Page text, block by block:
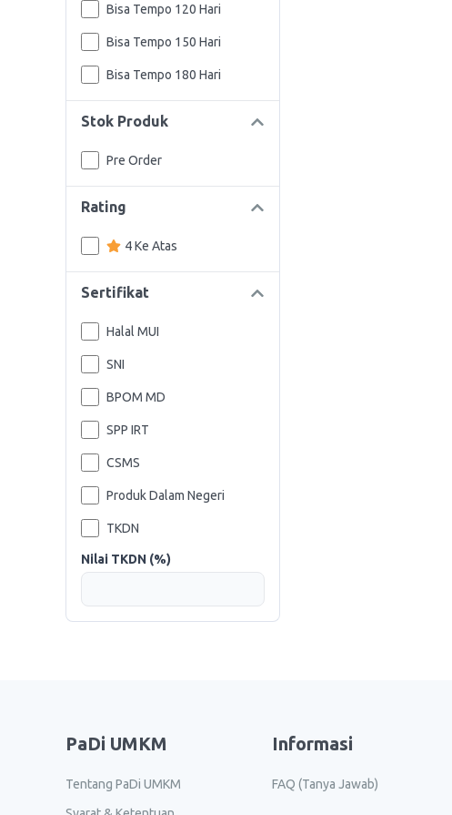
Bisa Tempo 120 Hari
Bisa Tempo 150 Hari
Bisa Tempo 180 Hari
Stok Produk
Pre Order
Rating
4 Ke Atas
Sertifikat
Halal MUI
SNI
BPOM MD
SPP IRT
CSMS
Produk Dalam Negeri
TKDN
Nilai TKDN (%)
PaDi UMKM
Tentang PaDi UMKM
Informasi
FAQ (Tanya Jawab)